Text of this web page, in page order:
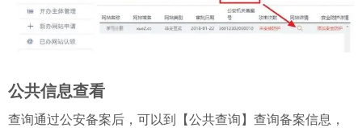
公共信息查看
查询通过公安备案后，可以到【公共查询】查询备案信息，